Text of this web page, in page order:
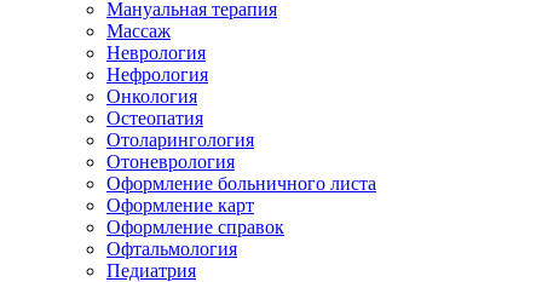
Мануальная терапия
Массаж
Неврология
Нефрология
Онкология
Остеопатия
Отоларингология
Отоневрология
Оформление больничного листа
Оформление карт
Оформление справок
Офтальмология
Педиатрия